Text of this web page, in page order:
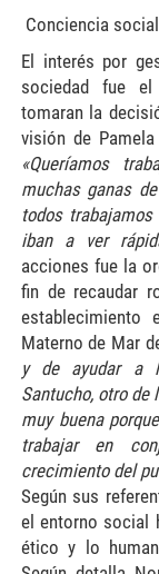
Conciencia social
El interés por
sociedad fue el
tomaran la
visión de
«Queríamos
muchas ganas
todos
iban a ver
acciones fue la
fin de recaudar
Materno de Mar
y de ayudar a
Santucho, otro de
muy buena
trabajar en
crecimiento del
Según sus
el entorno social
ético y lo